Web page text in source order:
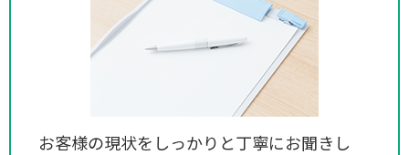
お客様の現状をしっかりと丁寧にお聞きし